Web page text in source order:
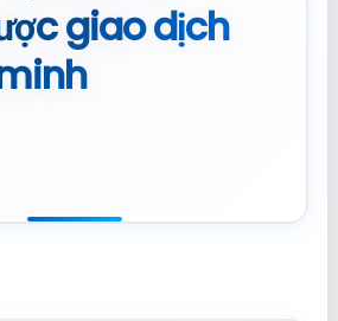
giao dịch